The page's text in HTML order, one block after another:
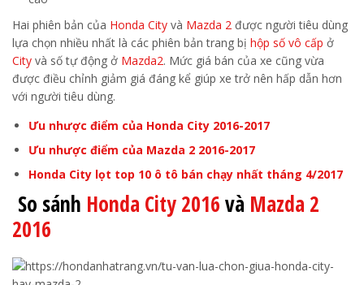
Hai phiên bản của Honda City và Mazda 2 được người tiêu dùng
lựa chọn nhiều nhất là các phiên bản trang bị hộp số vô cấp ở
City và số tự động ở Mazda2. Mức giá bán của xe cũng vừa
được điều chỉnh giảm giá đáng kể giúp xe trở nên hấp dẫn hơn
với người tiêu dùng.
Ưu nhược điểm của Honda City 2016-2017
Ưu nhược điểm của Mazda 2 2016-2017
Honda City lọt top 10 ô tô bán chạy nhất tháng 4/2017
So sánh Honda City 2016và Mazda 2
2016